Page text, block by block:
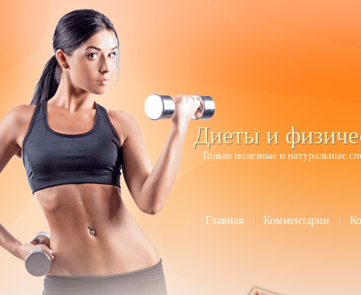
Диеты и
Только полезные и натуральные
Главная Комментарии